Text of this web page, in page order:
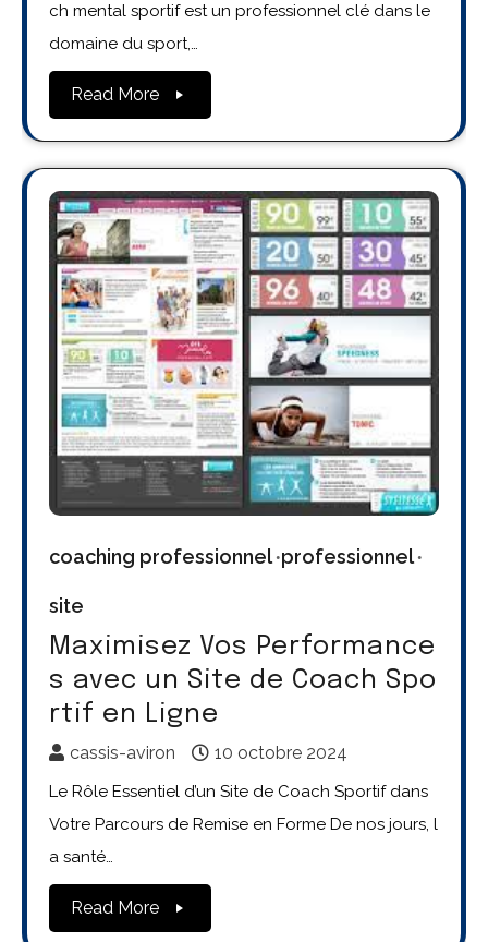
ch mental sportif est un professionnel clé dans le
domaine du sport,…
Read More
coaching professionnel professionnel
site
Maximisez Vos Performance
s avec un Site de Coach Spo
rtif en Ligne
cassis-aviron 10 octobre 2024
Le Rôle Essentiel d’un Site de Coach Sportif dans
Votre Parcours de Remise en Forme De nos jours, l
a santé…
Read More